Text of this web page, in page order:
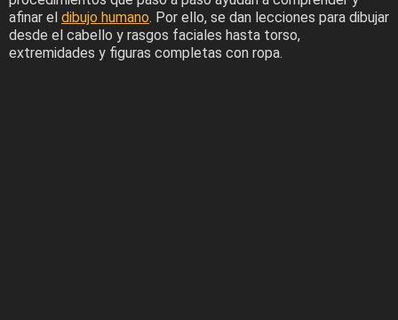
afinar el dibujo humano. Por ello, se dan lecciones para dibujar
desde el cabello y rasgos faciales hasta torso,
extremidades y figuras completas con ropa.